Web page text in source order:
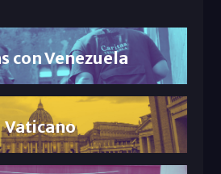
con Venezuela
Vaticano